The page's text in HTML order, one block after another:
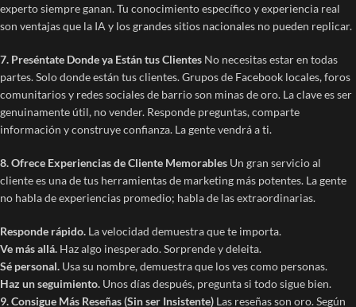
experto siempre ganan. Tu conocimiento específico y experiencia real
son ventajas que la IA y los grandes sitios nacionales no pueden replicar.
7. Preséntate Donde ya Están tus Clientes No necesitas estar en todas
partes. Solo donde están tus clientes. Grupos de Facebook locales, foros
comunitarios y redes sociales de barrio son minas de oro. La clave es ser
genuinamente útil, no vender. Responde preguntas, comparte
información y construye confianza. La gente vendrá a ti.
8. Ofrece Experiencias de Cliente Memorables Un gran servicio al
cliente es una de tus herramientas de marketing más potentes. La gente
no habla de experiencias promedio; habla de las extraordinarias.
Responde rápido. La velocidad demuestra que te importa.
Ve más allá. Haz algo inesperado. Sorprende y deleita.
Sé personal. Usa su nombre, demuestra que los ves como personas.
Haz un seguimiento. Unos días después, pregunta si todo sigue bien.
9. Consigue Más Reseñas (Sin ser Insistente) Las reseñas son oro. Según